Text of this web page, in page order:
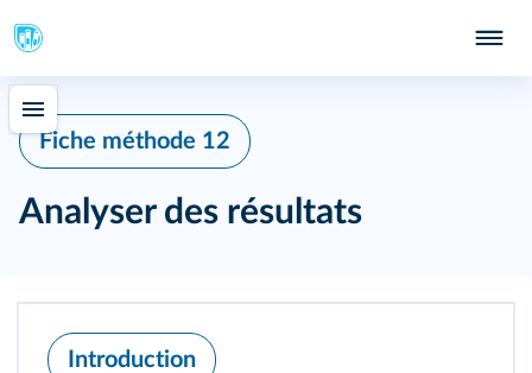
Fiche méthode 12
Analyser des résultats
Introduction